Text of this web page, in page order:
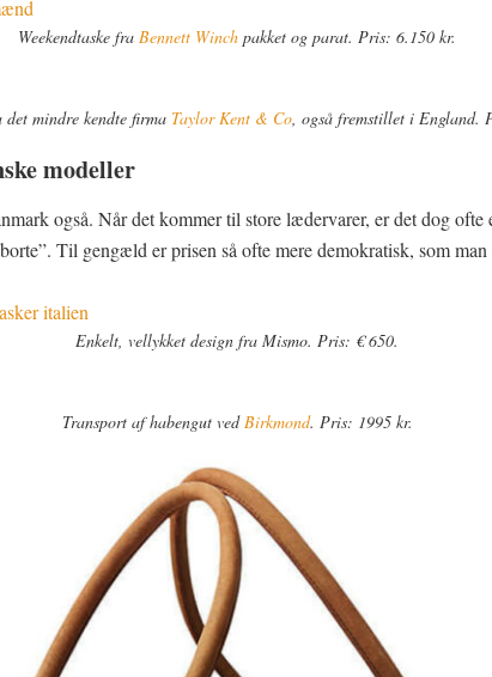
Weekendtaske fra Bennett Winch pakket og parat. Pris: 6.150 kr.
det mindre kendte firma Taylor Kent & Co, også fremstillet i England.
modeller
også. Når det kommer til store lædervarer, er det dog ofte
Til gengæld er prisen så ofte mere demokratisk, som man
Enkelt, vellykket design fra Mismo. Pris: € 650.
Transport af habengut vedBirkmond. Pris: 1995 kr.